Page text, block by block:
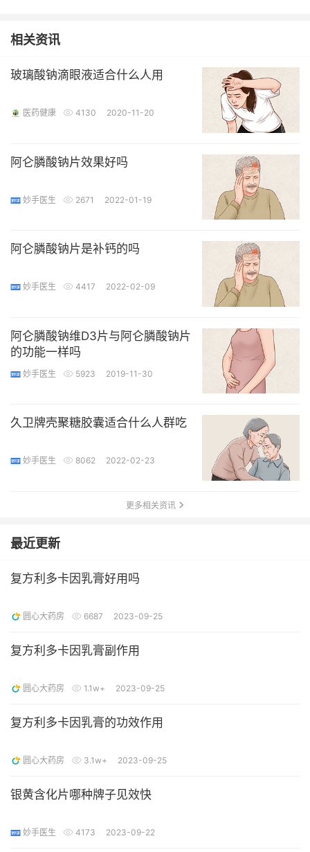
相关资讯
玻璃酸钠滴眼液适合什么人用
医药健康 4130 2020-11-20
阿仑膦酸钠片效果好吗
妙手医生 2671 2022-01-19
阿仑膦酸钠片是补钙的吗
妙手医生 4417 2022-02-09
阿仑膦酸钠维D3片与阿仑膦酸钠片
的功能一样吗
妙手医生 5923 2019-11-30
久卫牌壳聚糖胶囊适合什么人群吃
妙手医生 8062 2022-02-23
更多相关资讯
最近更新
复方利多卡因乳膏好用吗
圆心大药房 6687 2023-09-25
复方利多卡因乳膏副作用
圆心大药房 1.1w+ 2023-09-25
复方利多卡因乳膏的功效作用
圆心大药房 3.1w+ 2023-09-25
银黄含化片哪种牌子见效快
妙手医生 4173 2023-09-22